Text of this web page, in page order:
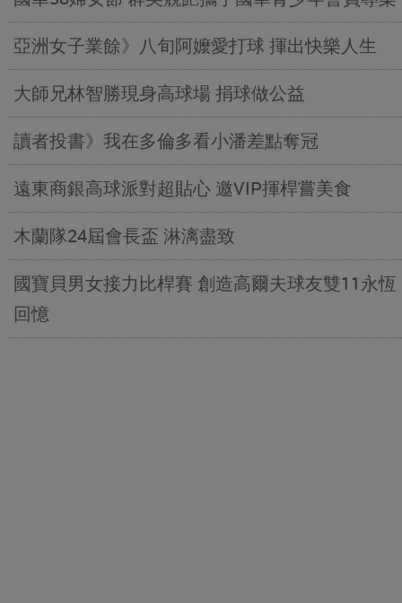
亞洲女子業餘》八旬阿嬤愛打球 揮出快樂人生
大師兄林智勝現身高球場 捐球做公益
讀者投書》我在多倫多看小潘差點奪冠
遠東商銀高球派對超貼心 邀VIP揮桿嘗美食
木蘭隊24屆會長盃 淋漓盡致
國寶貝男女接力比桿賽 創造高爾夫球友雙11永恆
回憶